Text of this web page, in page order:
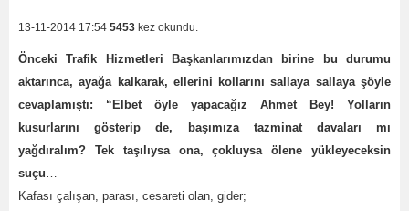
13-11-2014 17:54 5453 kez okundu.
Önceki Trafik Hizmetleri Başkanlarımızdan birine bu durumu
aktarınca, ayağa kalkarak, ellerini kollarını sallaya sallaya şöyle
cevaplamıştı: “Elbet öyle yapacağız Ahmet Bey! Yolların
kusurlarını gösterip de, başımıza tazminat davaları mı
yağdıralım? Tek taşılıysa ona, çokluysa ölene yükleyeceksin
suçu…
Kafası çalışan, parası, cesareti olan, gider;